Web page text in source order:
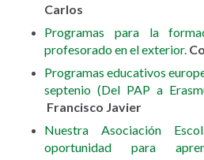
Carlos
Programas para la
profesorado en el exterior.
Programas educativos
septenio (Del PAP a
Francisco Javier
Nuestra Asociación
oportunidad para